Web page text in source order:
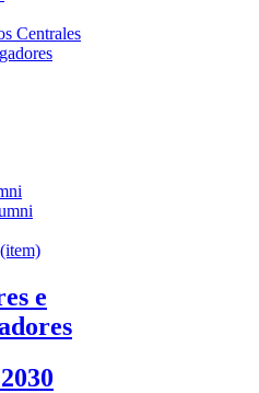
Centrales
e